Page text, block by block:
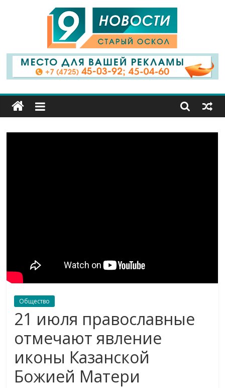
9
Канал
Старый
Общество
21 июля православные
отмечают явление
иконы Казанской
Божией Матери